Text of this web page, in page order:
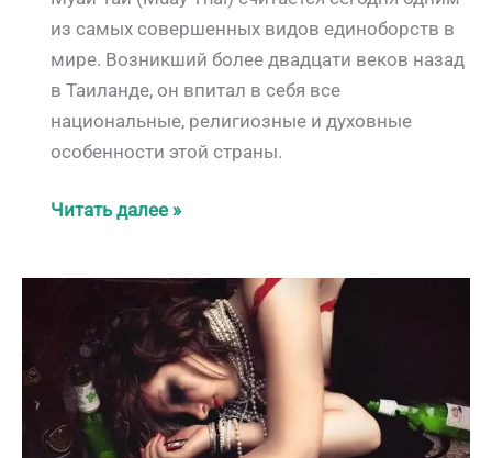
из самых совершенных видов единоборств в
мире. Возникший более двадцати веков назад
в Таиланде, он впитал в себя все
национальные, религиозные и духовные
особенности этой страны.
Муай
Конечностей»
Душа
Таиланда
Читать далее »